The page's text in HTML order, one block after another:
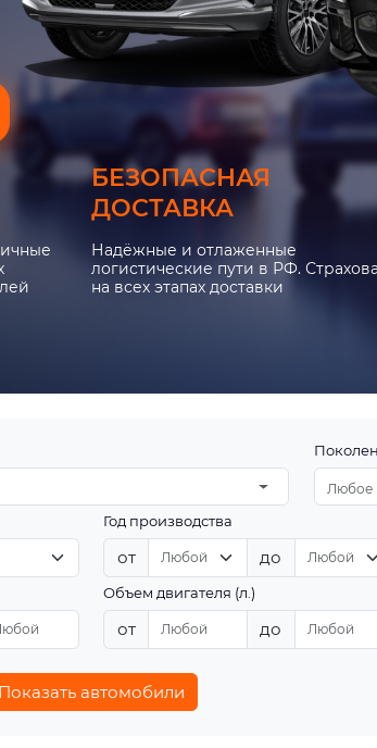
БЕЗОПАСНАЯ
ДОСТАВКА
Надёжные и отлаженные
логистические пути в РФ.
на всех этапах доставки
Любое
Год производства
от до
Объем двигателя (л.)
от до
Показать автомобили